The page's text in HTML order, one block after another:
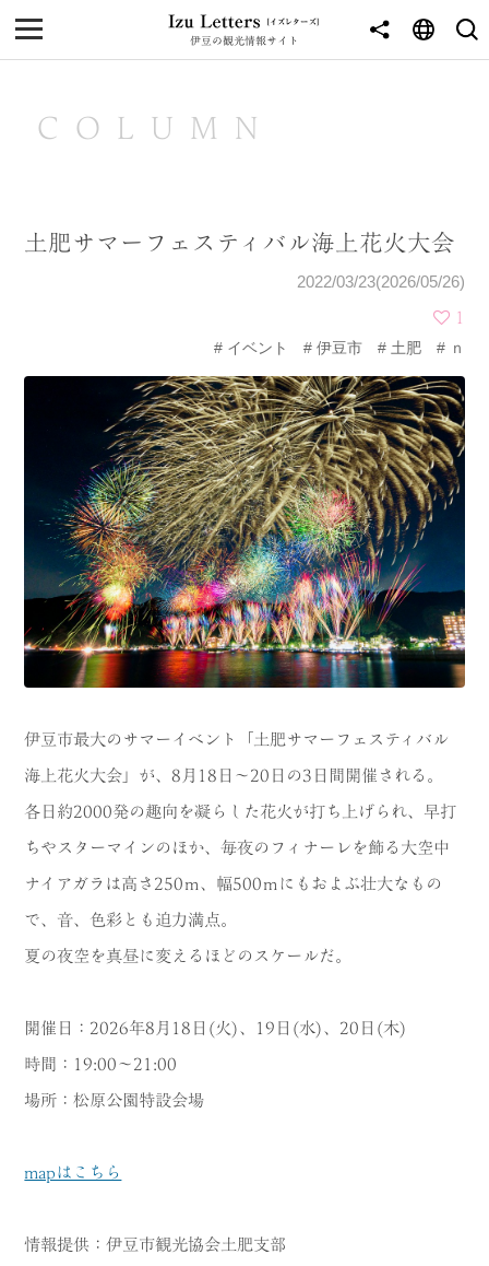
伊豆の観光情報サイト
MENU
NEWS
東伊豆
CATEGORY
岬
温泉 花
池・滝・川 山・公園・棚田
動物と触れ合える場所 カフェ・スイーツ
神社仏閣 食
人 洞窟・島
ABOUT
EVENT
COLUMN
LINK
COLUMN
土肥サマーフェスティバル海上花火大会
2022/03/23(2026/05/26)
1
イベント
伊豆市 土肥 ｎ
伊豆市最大のサマーイベント「土肥サマーフェスティバル
海上花火大会」が、8月18日～20日の3日間開催される。
各日約2000発の趣向を凝らした花火が打ち上げられ、早打
ちやスターマインのほか、毎夜のフィナーレを飾る大空中
ナイアガラは高さ250ｍ、幅500ｍにもおよぶ壮大なもの
で、音、色彩とも迫力満点。
夏の夜空を真昼に変えるほどのスケールだ。
開催日：2026年8月18日(火)、19日(水)、20日(木)
時間：19:00～21:00
場所：松原公園特設会場
mapはこちら
情報提供：伊豆市観光協会土肥支部